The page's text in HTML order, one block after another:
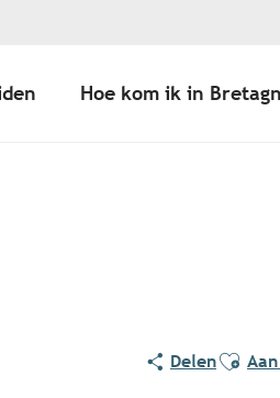
Hoe kom ik in
Delen